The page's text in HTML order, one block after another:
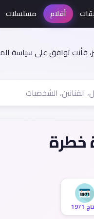
فأنت توافق على سياسة
أفلام مسلسلات
خطرة
1971